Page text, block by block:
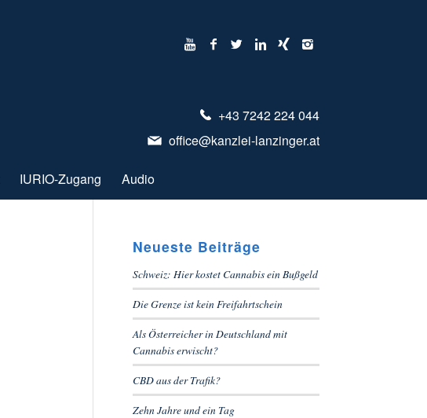
+43 7242 224 044
office@kanzlei-lanzinger.at
IURIO-Zugang Audio
Neueste Beiträge
Schweiz: Hier kostet Cannabis ein Bußgeld
Die Grenze ist kein Freifahrtschein
Als Österreicher in Deutschland mit
Cannabis erwischt?
CBD aus der Trafik?
Zehn Jahre und ein Tag